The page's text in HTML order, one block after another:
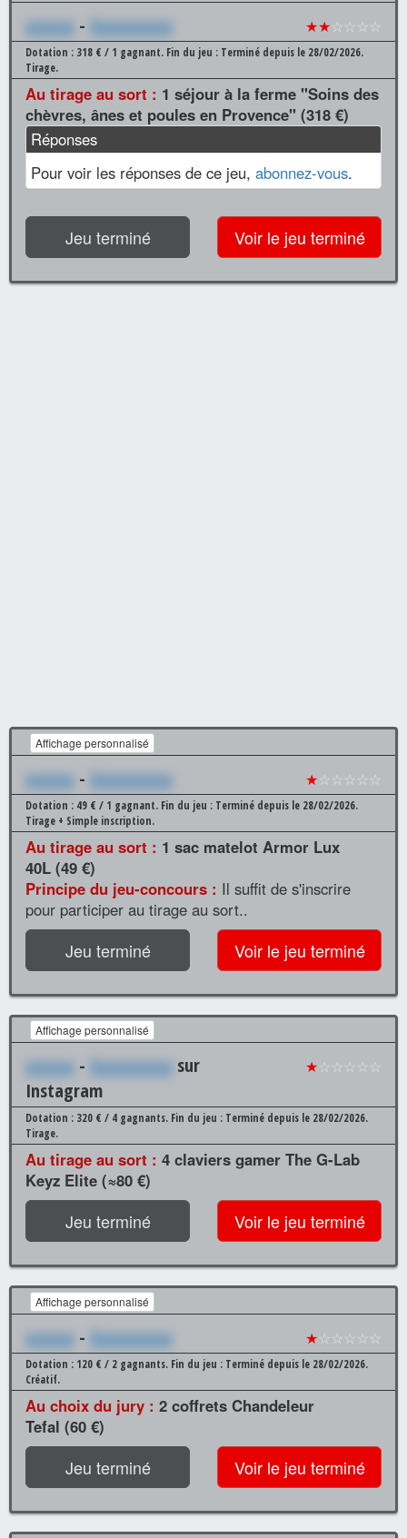
xxxxxx - Xxxxxxxxxx ★★☆☆☆☆
Dotation : 318 € / 1 gagnant. Fin du jeu : Terminé depuis le 28/02/2026.
Tirage.
Au tirage au sort : 1 séjour à la ferme "Soins des
chèvres, ânes et poules en Provence" (318 €)
Réponses
Pour voir les réponses de ce jeu, abonnez-vous.
Jeu terminé Voir le jeu terminé
Affichage personnalisé
xxxxxx - Xxxxxxxxxx ★☆☆☆☆☆
Dotation : 49 € / 1 gagnant. Fin du jeu : Terminé depuis le 28/02/2026.
Tirage + Simple inscription.
Au tirage au sort : 1 sac matelot Armor Lux
40L (49 €)
Principe du jeu-concours : Il suffit de s'inscrire
pour participer au tirage au sort..
Jeu terminé Voir le jeu terminé
Affichage personnalisé
xxxxxx - Xxxxxxxxxx sur
Instagram
★☆☆☆☆☆
Dotation : 320 € / 4 gagnants. Fin du jeu : Terminé depuis le 28/02/2026.
Tirage.
Au tirage au sort : 4 claviers gamer The G-Lab
Keyz Elite (≈80 €)
Jeu terminé Voir le jeu terminé
Affichage personnalisé
xxxxxx - Xxxxxxxxxx ★☆☆☆☆☆
Dotation : 120 € / 2 gagnants. Fin du jeu : Terminé depuis le 28/02/2026.
Créatif.
Au choix du jury : 2 coffrets Chandeleur
Tefal (60 €)
Jeu terminé Voir le jeu terminé